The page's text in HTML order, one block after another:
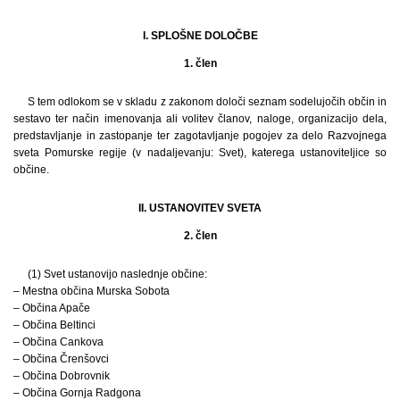
I. SPLOŠNE DOLOČBE
1. člen
S tem odlokom se v skladu z zakonom določi seznam sodelujočih občin in
sestavo ter način imenovanja ali volitev članov, naloge, organizacijo dela,
predstavljanje in zastopanje ter zagotavljanje pogojev za delo Razvojnega
sveta Pomurske regije (v nadaljevanju: Svet), katerega ustanoviteljice so
občine.
II. USTANOVITEV SVETA
2. člen
(1) Svet ustanovijo naslednje občine:
– Mestna občina Murska Sobota
– Občina Apače
– Občina Beltinci
– Občina Cankova
– Občina Črenšovci
– Občina Dobrovnik
– Občina Gornja Radgona